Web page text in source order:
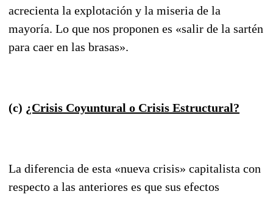
acrecienta la explotación y la miseria de la
mayoría. Lo que nos proponen es «salir de la sartén
para caer en las brasas».
(c) ¿Crisis Coyuntural o Crisis Estructural?
La diferencia de esta «nueva crisis» capitalista con
respecto a las anteriores es que sus efectos